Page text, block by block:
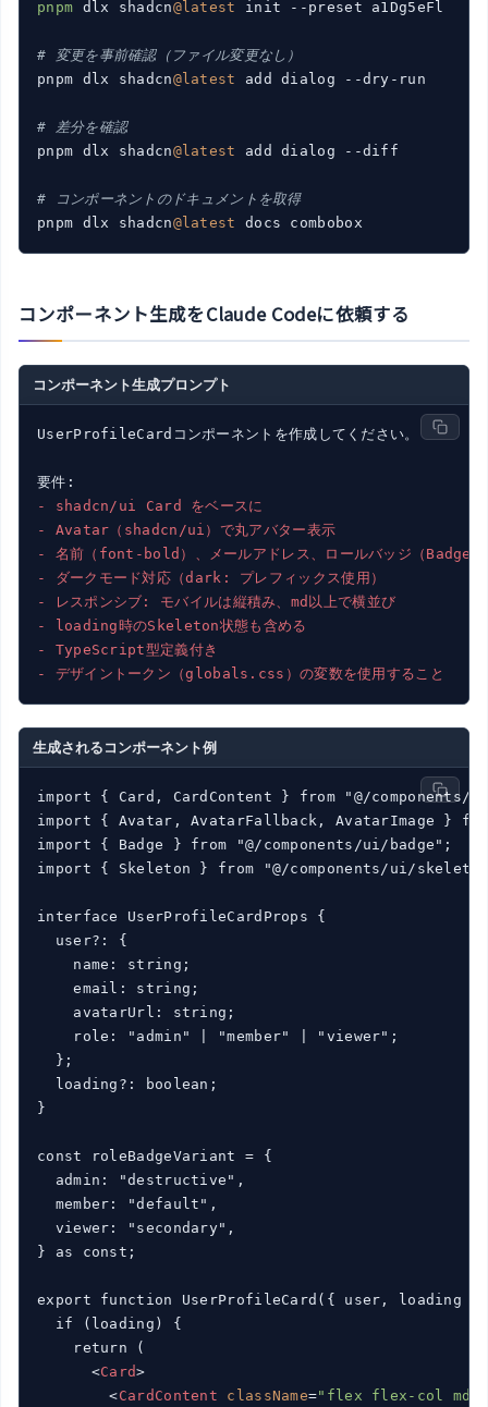
pnpm dlx shadcn@latest init --preset a1Dg5eFl
# 変更を事前確認（ファイル変更なし）
pnpm dlx shadcn@latest add dialog --dry-run
# 差分を確認
pnpm dlx shadcn@latest add dialog --diff
# コンポーネントのドキュメントを取得
pnpm dlx shadcn@latest docs combobox
コンポーネント生成をClaude Codeに依頼する
コンポーネント生成プロンプト
UserProfileCardコンポーネントを作成してください。
- shadcn/ui Card をベースに
- Avatar（shadcn/ui）で丸アバター表示
- 名前（font-bold）、メールアドレス、ロールバッジ（Badge）
- ダークモード対応（dark: プレフィックス使用）
- レスポンシブ: モバイルは縦積み、md以上で横並び
- loading時のSkeleton状態も含める
- TypeScript型定義付き
- デザイントークン（globals.css）の変数を使用すること
生成されるコンポーネント例
import { Card, CardContent } from "@/components/
import { Avatar, AvatarFallback, AvatarImage }
import { Badge } from "@/components/ui/badge";
import { Skeleton } from "@/components/ui/
interface UserProfileCardProps {
  user?: {
    name: string;
    email: string;
    avatarUrl: string;
    role: "admin" | "member" | "viewer";
  };
  loading?: boolean;
}
const roleBadgeVariant = {
  admin: "destructive",
  member: "default",
  viewer: "secondary",
} as const;
export function UserProfileCard({ user, loading
  if (loading) {
    return (
<Card>
<CardContent className="flex flex-col